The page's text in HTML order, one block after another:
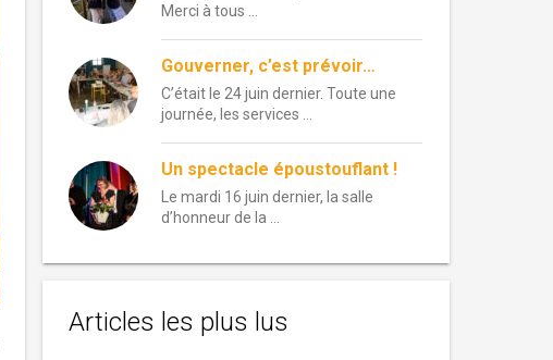
Merci à tous …
Gouverner, c’est prévoir…
C’était le 24 juin dernier. Toute une
journée, les services …
Un spectacle époustouflant !
Le mardi 16 juin dernier, la salle
d’honneur de la …
Articles les plus lus